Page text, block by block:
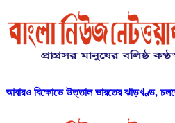
আবারও বিক্ষোভে উত্তাল ভারতের ঝাড়খণ্ড,